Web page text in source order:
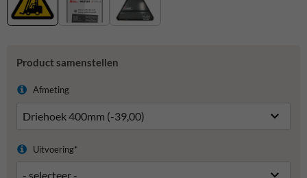
Product samenstellen
Afmeting
Uitvoering*